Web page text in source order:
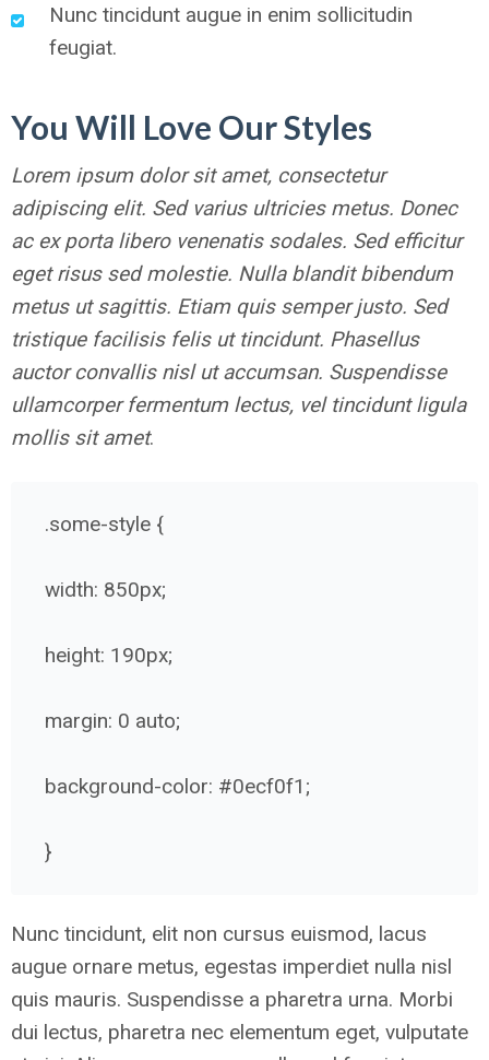
Nunc tincidunt augue in enim sollicitudin
feugiat.
You Will Love Our Styles
Lorem ipsum dolor sit amet, consectetur
adipiscing elit. Sed varius ultricies metus. Donec
ac ex porta libero venenatis sodales. Sed efficitur
eget risus sed molestie. Nulla blandit bibendum
metus ut sagittis. Etiam quis semper justo. Sed
tristique facilisis felis ut tincidunt. Phasellus
auctor convallis nisl ut accumsan. Suspendisse
ullamcorper fermentum lectus, vel tincidunt ligula
mollis sit amet.
.some-style {
width: 850px;
height: 190px;
margin: 0 auto;
background-color: #0ecf0f1;
}
Nunc tincidunt, elit non cursus euismod, lacus
augue ornare metus, egestas imperdiet nulla nisl
quis mauris. Suspendisse a pharetra urna. Morbi
dui lectus, pharetra nec elementum eget, vulputate